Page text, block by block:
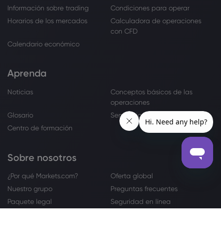
Información sobre trading
Condiciones para operar
Horarios de los mercados
Calculadora de operaciones
con CFD
Calendario económico
Aprenda
Noticias
Conceptos básicos de las
operaciones
Glosario
Seminarios virtuales
Centro de formación
Sobre nosotros
¿Por qué Markets.com?
Oferta global
Nuestro grupo
Preguntas frecuentes
Paquete legal
Seguridad en línea